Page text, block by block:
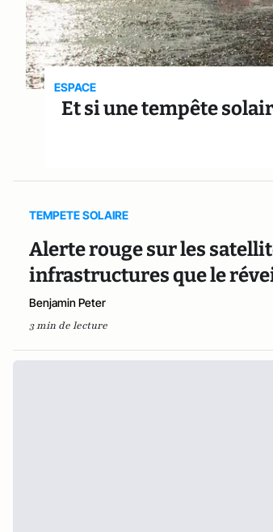
ESPACE
Et si une tempête
TEMPETE SOLAIRE
Alerte rouge sur les
infrastructures que le
Benjamin Peter
3 min de lecture